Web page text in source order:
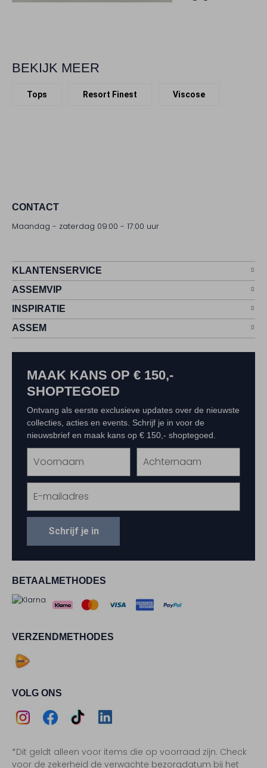
BEKIJK MEER
Tops Resort Finest Viscose
CONTACT
Maandag - zaterdag 09:00 - 17:00 uur
KLANTENSERVICE
ASSEMVIP
INSPIRATIE
ASSEM
BETAALMETHODES
VERZENDMETHODES
VOLG ONS
Instagram
Facebook
TikTokLinkedIn
*Dit geldt alleen voor items die op voorraad zijn. Check
voor de zekerheid de verwachte bezorgdatum bij het
MAAK KANS OP € 150,-
SHOPTEGOED
Ontvang als eerste exclusieve updates over de nieuwste
collecties, acties en events. Schrijf je in voor de
nieuwsbrief en maak kans op € 150,- shoptegoed.
Schrijf je in